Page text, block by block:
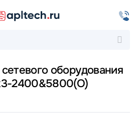
оборудования
2400&5800(O)